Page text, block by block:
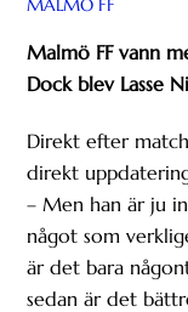
Malmö FF vann
Dock blev Lasse
Direkt efter
direkt
– Men han är ju
något som
är det bara
sedan är det